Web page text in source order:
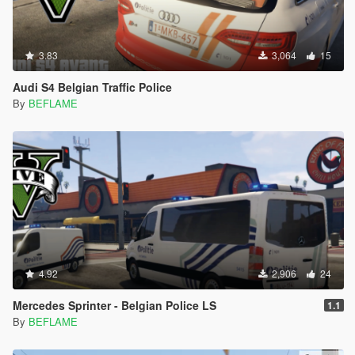
3.83 3,064 15
Audi S4 Belgian Traffic Police
By BEFLAME
4.92 2,906 24
Mercedes Sprinter - Belgian Police LS 1.1
By BEFLAME